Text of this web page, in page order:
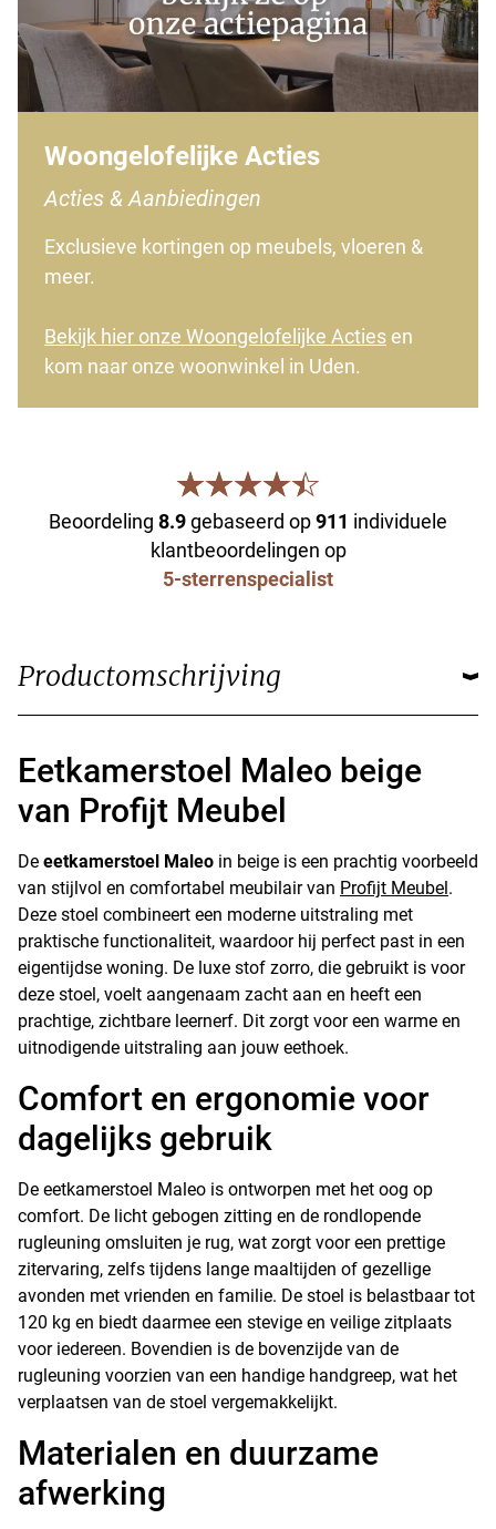
Woongelofelijke Acties
Acties & Aanbiedingen
Exclusieve kortingen op meubels, vloeren &
meer.
Bekijk hier onze Woongelofelijke Acties en
kom naar onze woonwinkel in Uden.
Beoordeling 8.9gebaseerd op911 individuele
klantbeoordelingen op
5-sterrenspecialist
Productomschrijving
Eetkamerstoel Maleo beige
van Profijt Meubel
De eetkamerstoel Maleo in beige is een prachtig voorbeeld
van stijlvol en comfortabel meubilair van Profijt Meubel .
Deze stoel combineert een moderne uitstraling met
praktische functionaliteit, waardoor hij perfect past in een
eigentijdse woning. De luxe stof zorro, die gebruikt is voor
deze stoel, voelt aangenaam zacht aan en heeft een
prachtige, zichtbare leernerf. Dit zorgt voor een warme en
uitnodigende uitstraling aan jouw eethoek.
Comfort en ergonomie voor
dagelijks gebruik
De eetkamerstoel Maleo is ontworpen met het oog op
comfort. De licht gebogen zitting en de rondlopende
rugleuning omsluiten je rug, wat zorgt voor een prettige
zitervaring, zelfs tijdens lange maaltijden of gezellige
avonden met vrienden en familie. De stoel is belastbaar tot
120 kg en biedt daarmee een stevige en veilige zitplaats
voor iedereen. Bovendien is de bovenzijde van de
rugleuning voorzien van een handige handgreep, wat het
verplaatsen van de stoel vergemakkelijkt.
Materialen en duurzame
afwerking